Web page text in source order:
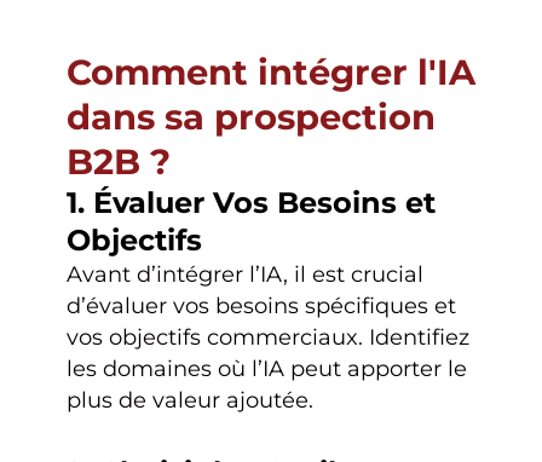
Comment intégrer l'IA
dans sa prospection
B2B ?
1. Évaluer Vos Besoins et
Objectifs
Avant d’intégrer l’IA, il est crucial
d’évaluer vos besoins spécifiques et
vos objectifs commerciaux. Identifiez
les domaines où l’IA peut apporter le
plus de valeur ajoutée.